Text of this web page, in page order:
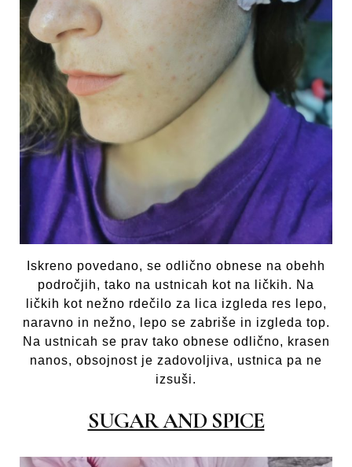
Iskreno povedano, se odlično obnese na obehh
področjih, tako na ustnicah kot na ličkih. Na
ličkih kot nežno rdečilo za lica izgleda res lepo,
naravno in nežno, lepo se zabriše in izgleda top.
Na ustnicah se prav tako obnese odlično, krasen
nanos, obsojnost je zadovoljiva, ustnica pa ne
izsuši.
SUGAR AND SPICE